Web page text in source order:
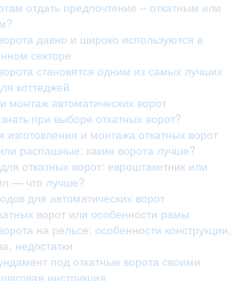
отдать предпочтение – откатным или
давно и широко используются в
секторе
становятся одним из самых лучших
коттеджей
монтаж автоматических ворот
при выборе откатных ворот?
изготовления и монтажа откатных ворот
распашные: какие ворота лучше?
откатных ворот: евроштакетник или
— что лучше?
для автоматических ворот
ворот или особенности рамы
на рельсе: особенности конструкции,
недостатки
под откатные ворота своими
инструкция